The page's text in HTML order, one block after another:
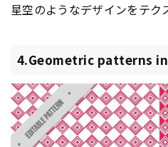
星空のようなデザインをテク
4.Geometric patterns